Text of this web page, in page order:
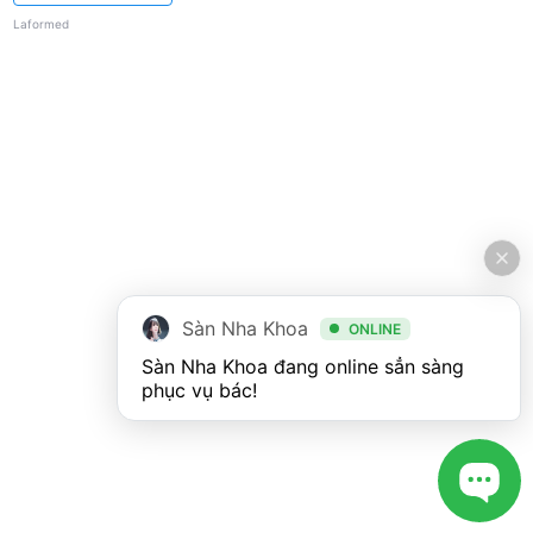
Laformed
Sàn Nha Khoa ONLINE
Sàn Nha Khoa đang online sẳn sàng
phục vụ bác!